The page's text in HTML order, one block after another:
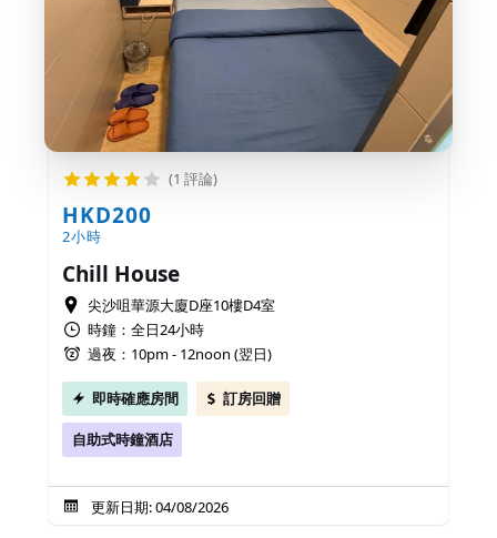
(1 評論)
HKD200
2小時
Chill House
尖沙咀華源大廈D座10樓D4室
時鐘：全日24小時
過夜：10pm - 12noon (翌日)
即時確應房間 訂房回贈
自助式時鐘酒店
更新日期: 04/08/2026